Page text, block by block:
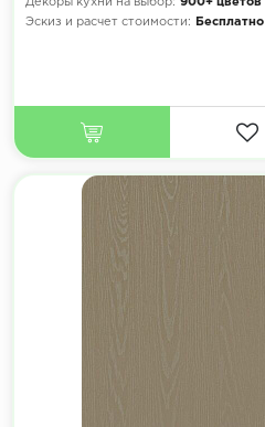
Декоры кухни на выбор: 900+ цветов
Эскиз и расчет стоимости:
Бесплатно